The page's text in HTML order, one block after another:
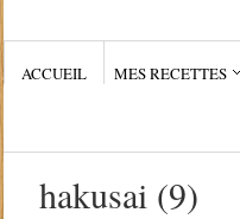
ACCUEIL MES RECETTES
hakusai (9)